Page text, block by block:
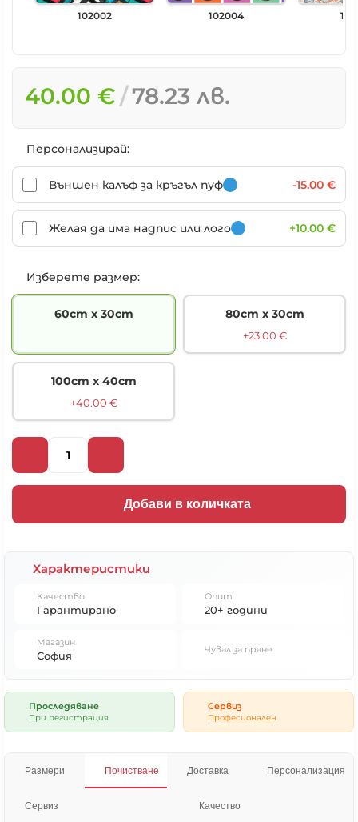
102002 102004
40.00 € 78.23 лв.
Изберете размер:
60cm х 30cm 80cm х 30cm
+23.00 €
100cm х 40cm
+40.00 €
Персонализирай:
Външен калъф за кръгъл пуф -15.00 €
Желая да има надпис или лого +10.00 €
Добави в количката
Характеристики
Качество
Гарантирано
Опит
20+ години
Магазин
София Чувал за пране
Проследяване
При регистрация
Сервиз
Професионален
Размери Почистване Доставка Персонализация
Сервиз Качество